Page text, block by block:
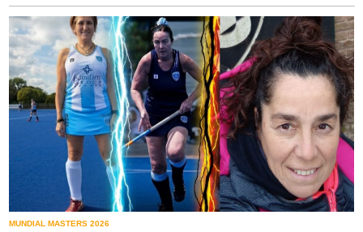
MUNDIAL MASTERS 2026